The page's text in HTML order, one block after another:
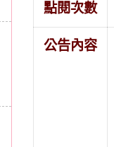
點閱次數
公告內容